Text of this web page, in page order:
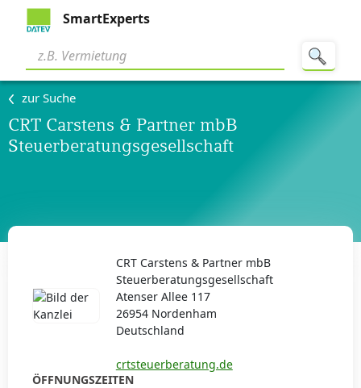
SmartExperts
zur Suche
CRT Carstens & Partner mbB
Steuerberatungsgesellschaft
CRT Carstens & Partner mbB
Steuerberatungsgesellschaft
Atenser Allee 117
26954 Nordenham
Deutschland
crtsteuerberatung.de
ÖFFNUNGSZEITEN